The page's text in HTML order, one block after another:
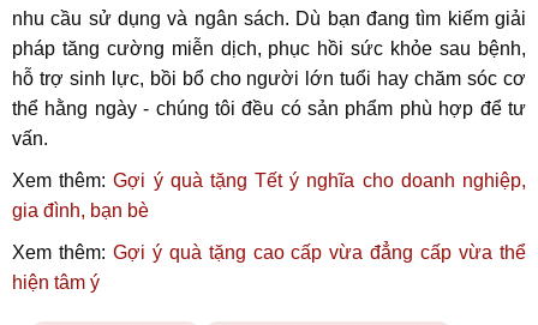
nhu cầu sử dụng và ngân sách. Dù bạn đang tìm kiếm giải
pháp tăng cường miễn dịch, phục hồi sức khỏe sau bệnh,
hỗ trợ sinh lực, bồi bổ cho người lớn tuổi hay chăm sóc cơ
thể hằng ngày - chúng tôi đều có sản phẩm phù hợp để tư
vấn.
Xem thêm:Gợi ý quà tặng Tết ý nghĩa cho doanh nghiệp,
gia đình, bạn bè
Xem thêm: Gợi ý quà tặng cao cấp vừa đẳng cấp vừa thể
hiện tâm ý